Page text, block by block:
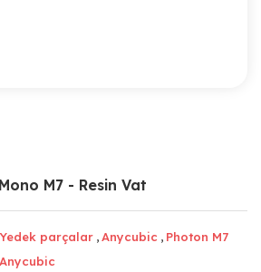
M7 - Resin Vat
Yedek parçalar ,Anycubic , Photon M7
Anycubic